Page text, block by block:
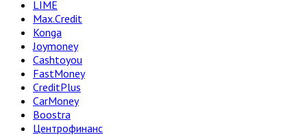
LIME
Max.Credit
Konga
Joymoney
Cashtoyou
FastMoney
CreditPlus
CarMoney
Boostra
Центрофинанс